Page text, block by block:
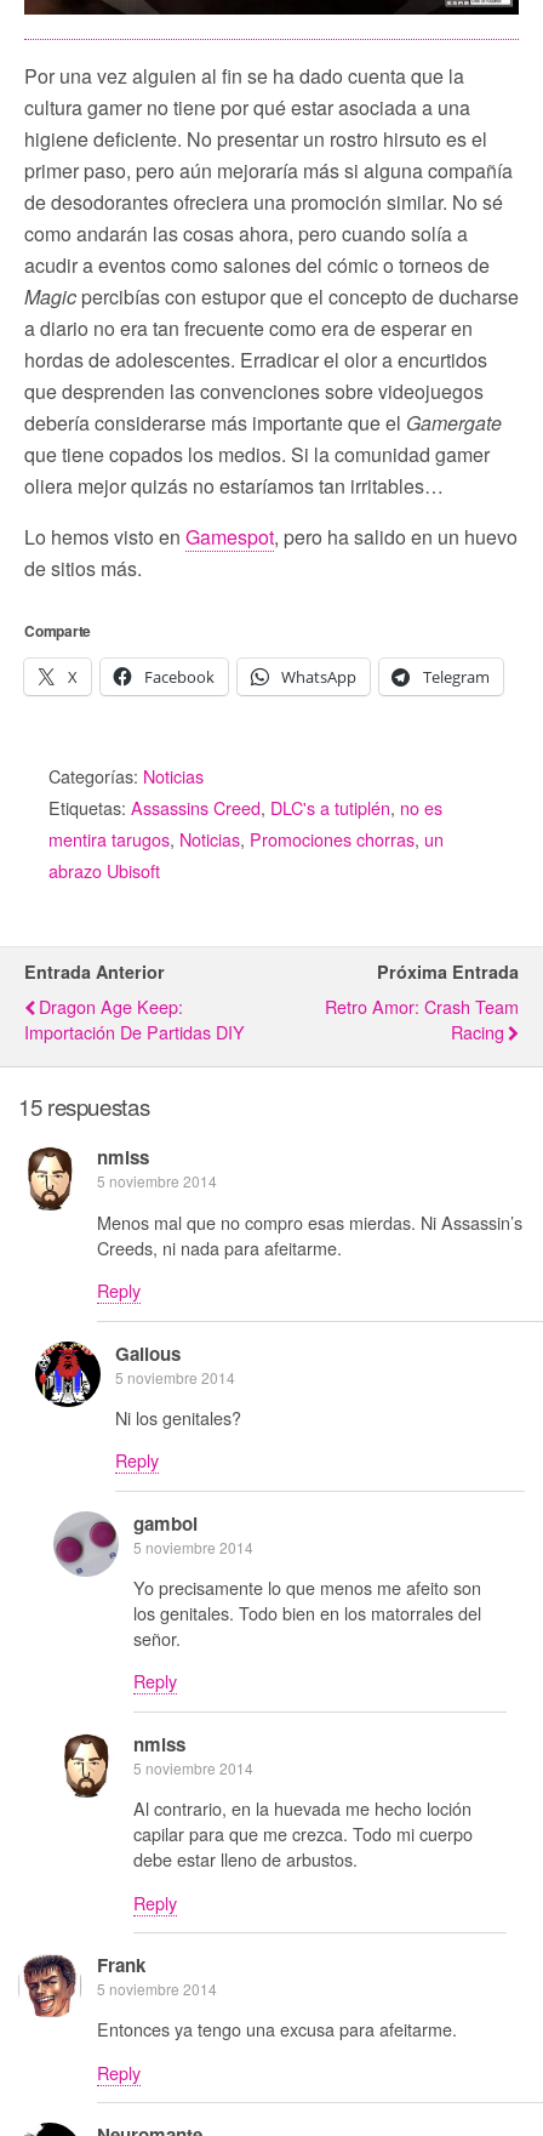
Por una vez alguien al fin se ha dado cuenta que la
cultura gamer no tiene por qué estar asociada a una
higiene deficiente. No presentar un rostro hirsuto es el
primer paso, pero aún mejoraría más si alguna compañía
de desodorantes ofreciera una promoción similar. No sé
como andarán las cosas ahora, pero cuando solía a
acudir a eventos como salones del cómic o torneos de
Magic percibías con estupor que el concepto de ducharse
a diario no era tan frecuente como era de esperar en
hordas de adolescentes. Erradicar el olor a encurtidos
que desprenden las convenciones sobre videojuegos
debería considerarse más importante que el Gamergate
que tiene copados los medios. Si la comunidad gamer
oliera mejor quizás no estaríamos tan irritables…
Lo hemos visto en Gamespot, pero ha salido en un huevo
de sitios más.
Comparte
X Facebook WhatsApp Telegram
Categorías: Noticias
Etiquetas: Assassins Creed, DLC's a tutiplén, no es
mentira tarugos, Noticias, Promociones chorras, un
abrazo Ubisoft
Entrada Anterior
Dragon Age Keep:
Importación De Partidas DIY
Próxima Entrada
Retro Amor: Crash Team
Racing
15 respuestas
nmlss
5 noviembre 2014
Menos mal que no compro esas mierdas. Ni Assassin’s
Creeds, ni nada para afeitarme.
Reply
Galious
5 noviembre 2014
Ni los genitales?
Reply
gamboi
5 noviembre 2014
Yo precisamente lo que menos me afeito son
los genitales. Todo bien en los matorrales del
señor.
Reply
nmlss
5 noviembre 2014
Al contrario, en la huevada me hecho loción
capilar para que me crezca. Todo mi cuerpo
debe estar lleno de arbustos.
Reply
Frank
5 noviembre 2014
Entonces ya tengo una excusa para afeitarme.
Reply